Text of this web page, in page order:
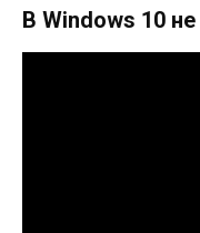
В Windows 10